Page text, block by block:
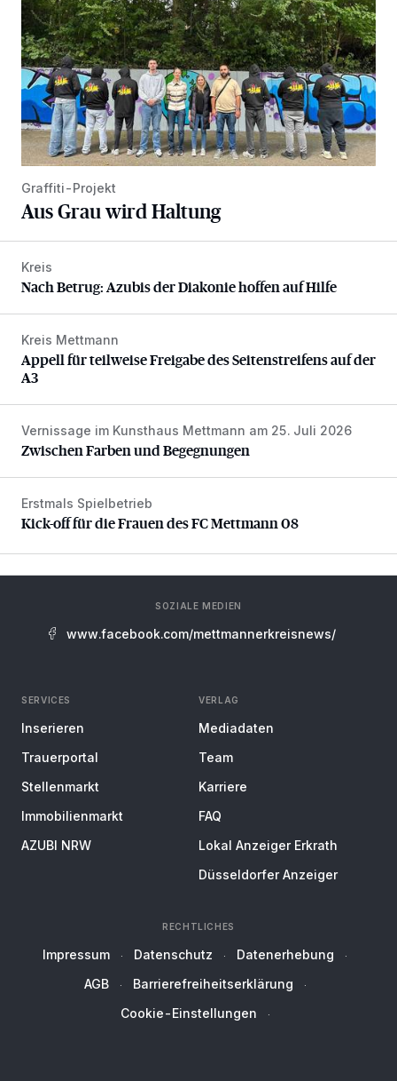
Graffiti-Projekt
Aus Grau wird Haltung
Nach Betrug: Azubis der Diakonie hoffen auf Hilfe
Kreis
Nach Betrug: Azubis der Diakonie hoffen auf Hilfe
Appell für teilweise Freigabe des Seitenstreifens auf der A3
Kreis Mettmann
Appell für teilweise Freigabe des Seitenstreifens auf der
A3
Zwischen Farben und Begegnungen
Vernissage im Kunsthaus Mettmann am 25. Juli 2026
Zwischen Farben und Begegnungen
Kick-off für die Frauen des FC Mettmann 08
Erstmals Spielbetrieb
Kick-off für die Frauen des FC Mettmann 08
SOZIALE MEDIEN
www.facebook.com/mettmannerkreisnews/
SERVICES
Inserieren
Trauerportal
Stellenmarkt
Immobilienmarkt
AZUBI NRW
VERLAG
Mediadaten
Team
Karriere
FAQ
Lokal Anzeiger Erkrath
Düsseldorfer Anzeiger
RECHTLICHES
Impressum Datenschutz
Datenerhebung
AGB
Barrierefreiheitserklärung
Cookie-Einstellungen